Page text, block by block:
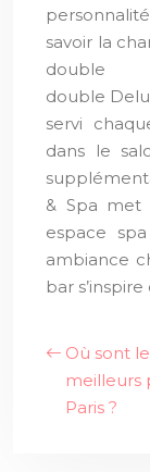
savoir la
double
double
servi
dans le
& Spa met
espace
ambiance
bar
Où sont
meilleurs
Paris ?